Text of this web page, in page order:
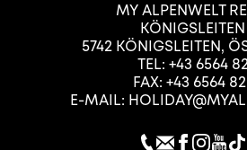
MY ALPENWELT
KÖNIGSLEITEN
5742 KÖNIGSLEITEN,
TEL: +43 6564
FAX: +43 6564
E-MAIL: